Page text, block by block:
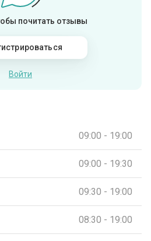
почитать отзывы
Войти
09:00 - 19:00
09:00 - 19:30
09:30 - 19:00
08:30 - 19:00